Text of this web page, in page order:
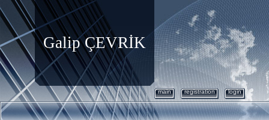
Galip ÇEVRİK
main registration login